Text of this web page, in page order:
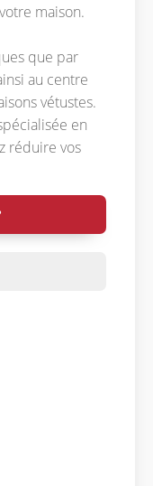
maison.
que par
au centre
vétustes.
en
réduire vos